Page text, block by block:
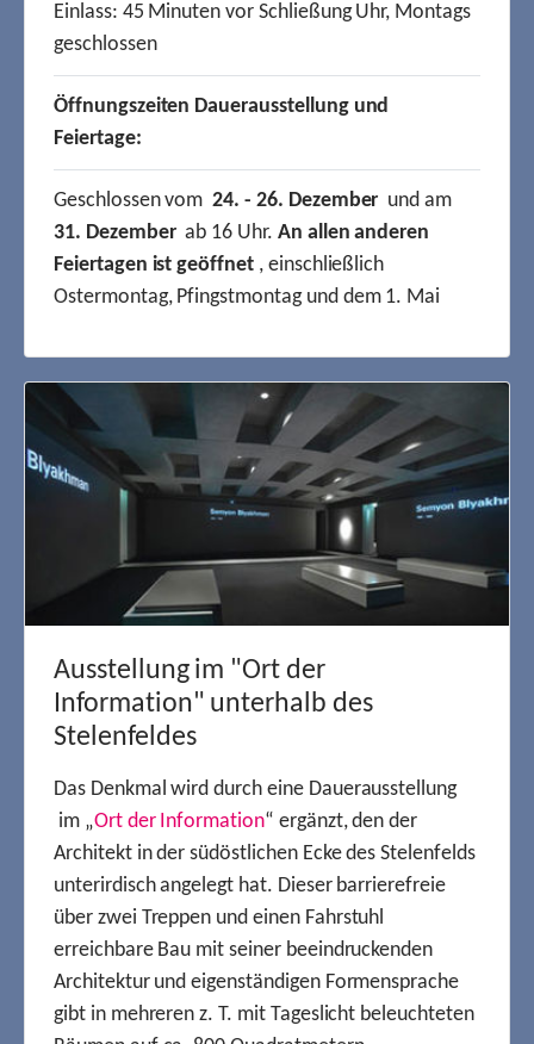
Ausstellung im "Ort der
Information" unterhalb des
Stelenfeldes
Das Denkmal wird durch eine Dauerausstellung
im „Ort der Information“ ergänzt, den der
Architekt in der südöstlichen Ecke des Stelenfelds
unterirdisch angelegt hat. Dieser barrierefreie
über zwei Treppen und einen Fahrstuhl
erreichbare Bau mit seiner beeindruckenden
Architektur und eigenständigen Formensprache
gibt in mehreren z. T. mit Tageslicht beleuchteten
Einlass: 45 Minuten vor Schließung Uhr, Montags
geschlossen
Öffnungszeiten Dauerausstellung und
Feiertage:
Geschlossen vom24. - 26. Dezember und am
31. Dezemberab 16 Uhr. An allen anderen
Feiertagen ist geöffnet, einschließlich
Ostermontag, Pfingstmontag und dem 1. Mai